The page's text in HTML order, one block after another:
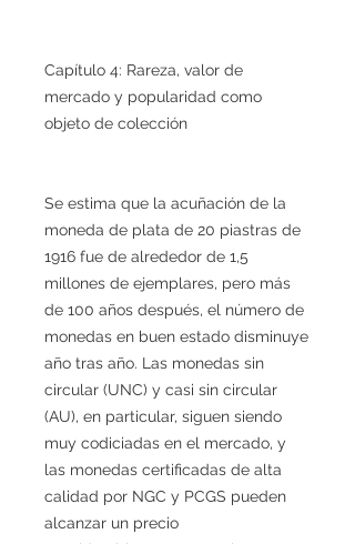
Capítulo 4: Rareza, valor de
mercado y popularidad como
objeto de colección
Se estima que la acuñación de la
moneda de plata de 20 piastras de
1916 fue de alrededor de 1,5
millones de ejemplares, pero más
de 100 años después, el número de
monedas en buen estado disminuye
año tras año. Las monedas sin
circular (UNC) y casi sin circular
(AU), en particular, siguen siendo
muy codiciadas en el mercado, y
las monedas certificadas de alta
calidad por NGC y PCGS pueden
alcanzar un precio